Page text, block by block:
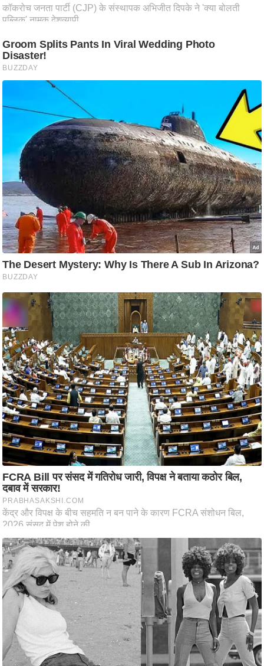
मा
तृ
मि
स्तं
ए
आ
.
आ
ई
.
चा
य
प
र
स
मी
क्षा
ध
र्म
ज्यो
ति
ष
प्र
म
हि
मा
/
र्म
स्थ
ल
व्र
त
त्यो
हा
र